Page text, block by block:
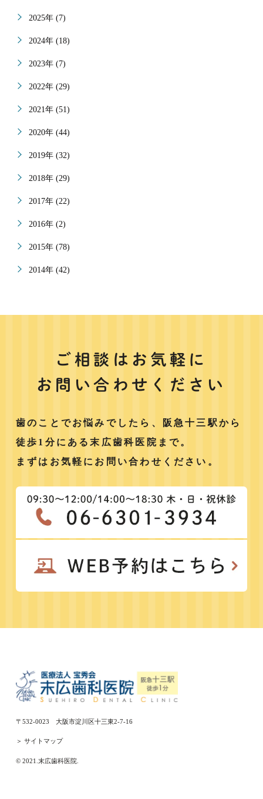
2025年 (7)
2024年 (18)
2023年 (7)
2022年 (29)
2021年 (51)
2020年 (44)
2019年 (32)
2018年 (29)
2017年 (22)
2016年 (2)
2015年 (78)
2014年 (42)
ご相談はお気軽に
お問い合わせください
歯のことでお悩みでしたら、阪急十三駅から
徒歩1分にある末広歯科医院まで。
まずはお気軽にお問い合わせください。
〒532-0023 大阪市淀川区十三東2-7-16
＞ サイトマップ
© 2021.末広歯科医院.